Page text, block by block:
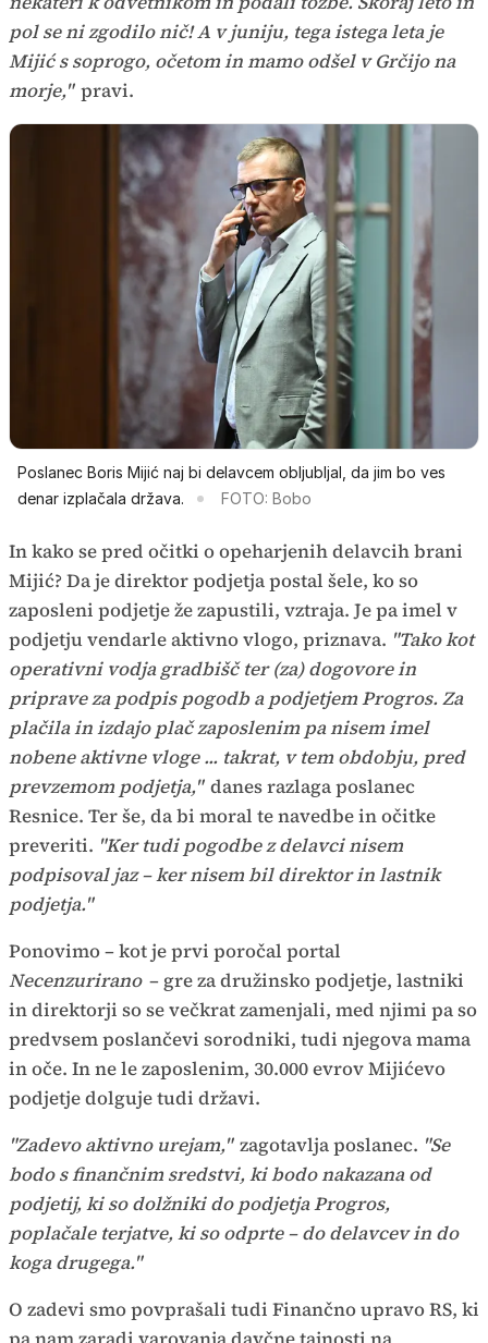
pol se ni zgodilo nič! A v juniju, tega istega leta je
Mijić s soprogo, očetom in mamo odšel v Grčijo na
morje," pravi.
Poslanec Boris Mijić naj bi delavcem obljubljal, da jim bo ves
denar izplačala država.
FOTO: Bobo
In kako se pred očitki o opeharjenih delavcih brani
Mijić? Da je direktor podjetja postal šele, ko so
zaposleni podjetje že zapustili, vztraja. Je pa imel v
podjetju vendarle aktivno vlogo, priznava. "Tako kot
operativni vodja gradbišč ter (za) dogovore in
priprave za podpis pogodb a podjetjem Progros. Za
plačila in izdajo plač zaposlenim pa nisem imel
nobene aktivne vloge ... takrat, v tem obdobju, pred
prevzemom podjetja," danes razlaga poslanec
Resnice. Ter še, da bi moral te navedbe in očitke
preveriti. "Ker tudi pogodbe z delavci nisem
podpisoval jaz – ker nisem bil direktor in lastnik
podjetja."
Ponovimo – kot je prvi poročal portal
Necenzurirano – gre za družinsko podjetje, lastniki
in direktorji so se večkrat zamenjali, med njimi pa so
predvsem poslančevi sorodniki, tudi njegova mama
in oče. In ne le zaposlenim, 30.000 evrov Mijićevo
podjetje dolguje tudi državi.
"Zadevo aktivno urejam," zagotavlja poslanec. "Se
bodo s finančnim sredstvi, ki bodo nakazana od
podjetij, ki so dolžniki do podjetja Progros,
poplačale terjatve, ki so odprte – do delavcev in do
koga drugega."
O zadevi smo povprašali tudi Finančno upravo RS, ki